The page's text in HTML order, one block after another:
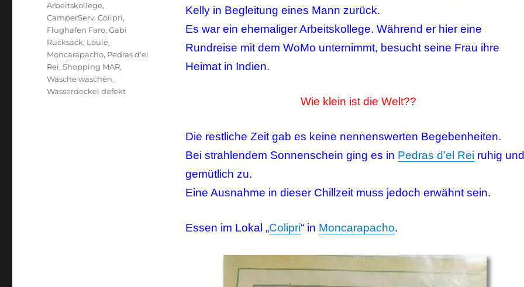
Kelly in Begleitung eines Mann zurück.
Es war ein ehemaliger Arbeitskollege. Während er hier eine
Rundreise mit dem WoMo unternimmt, besucht seine Frau ihre
Heimat in Indien.
Wie klein ist die Welt??
Die restliche Zeit gab es keine nennenswerten Begebenheiten.
Bei strahlendem Sonnenschein ging es in Pedras d’el Rei ruhig und
gemütlich zu.
Eine Ausnahme in dieser Chillzeit muss jedoch erwähnt sein.
Essen im Lokal „Colipri“ in Moncarapacho.
Arbeitskollege,
CamperServ,Colipri,
Flughafen Faro,Gabi
Rucksack, Loule,
Moncarapacho, Pedras d'el
Rei,Shopping MAR,
Wäsche waschen,
Wasserdeckel defekt